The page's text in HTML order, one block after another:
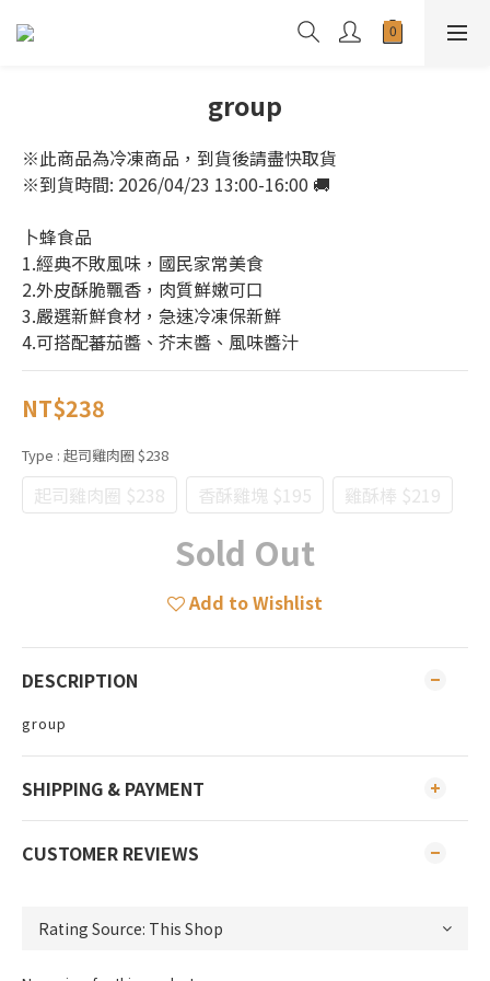
group
※此商品為冷凍商品，到貨後請盡快取貨
※到貨時間: 2026/04/23 13:00-16:00 🚚
卜蜂食品
1.經典不敗風味，國民家常美食
2.外皮酥脆飄香，肉質鮮嫩可口
3.嚴選新鮮食材，急速冷凍保新鮮
4.可搭配蕃茄醬、芥末醬、風味醬汁
NT$238
Type : 起司雞肉圈 $238
起司雞肉圈 $238 香酥雞塊 $195 雞酥棒 $219
Sold Out
Add to Wishlist
DESCRIPTION
group
SHIPPING & PAYMENT
CUSTOMER REVIEWS